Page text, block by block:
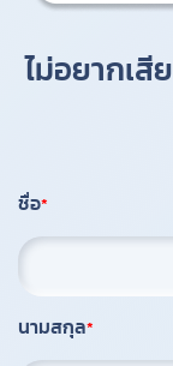
ไม่อยากเสี
ชื่อ
นามสกุล